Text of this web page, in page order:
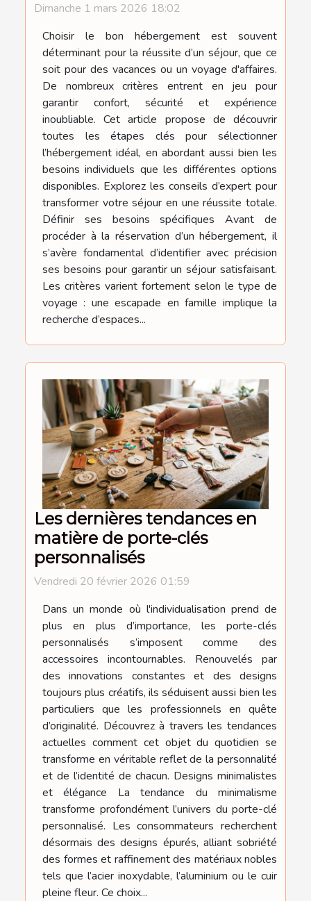
Dimanche 1 mars 2026 18:02
Choisir le bon hébergement est souvent
déterminant pour la réussite d’un séjour, que ce
soit pour des vacances ou un voyage d'affaires.
De nombreux critères entrent en jeu pour
garantir confort, sécurité et expérience
inoubliable. Cet article propose de découvrir
toutes les étapes clés pour sélectionner
l’hébergement idéal, en abordant aussi bien les
besoins individuels que les différentes options
disponibles. Explorez les conseils d’expert pour
transformer votre séjour en une réussite totale.
Définir ses besoins spécifiques Avant de
procéder à la réservation d’un hébergement, il
s’avère fondamental d’identifier avec précision
ses besoins pour garantir un séjour satisfaisant.
Les critères varient fortement selon le type de
voyage : une escapade en famille implique la
recherche d’espaces...
Les dernières tendances en
matière de porte-clés
personnalisés
Vendredi 20 février 2026 01:59
Dans un monde où l'individualisation prend de
plus en plus d’importance, les porte-clés
personnalisés s’imposent comme des
accessoires incontournables. Renouvelés par
des innovations constantes et des designs
toujours plus créatifs, ils séduisent aussi bien les
particuliers que les professionnels en quête
d’originalité. Découvrez à travers les tendances
actuelles comment cet objet du quotidien se
transforme en véritable reflet de la personnalité
et de l’identité de chacun. Designs minimalistes
et élégance La tendance du minimalisme
transforme profondément l’univers du porte-clé
personnalisé. Les consommateurs recherchent
désormais des designs épurés, alliant sobriété
des formes et raffinement des matériaux nobles
tels que l’acier inoxydable, l’aluminium ou le cuir
pleine fleur. Ce choix...